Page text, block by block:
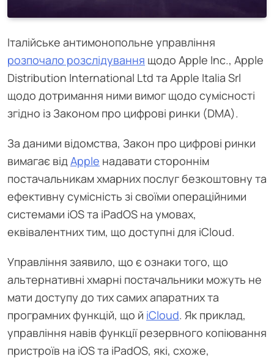
Італійське антимонопольне управління
розпочало розслідування щодо Apple Inc., Apple
Distribution International Ltd та Apple Italia Srl
щодо дотримання ними вимог щодо сумісності
згідно із Законом про цифрові ринки (DMA).
За даними відомства, Закон про цифрові ринки
вимагає відApple надавати стороннім
постачальникам хмарних послуг безкоштовну та
ефективну сумісність зі своїми операційними
системами iOS та iPadOS на умовах,
еквівалентних тим, що доступні для iCloud.
Управління заявило, що є ознаки того, що
альтернативні хмарні постачальники можуть не
мати доступу до тих самих апаратних та
програмних функцій, що й iCloud. Як приклад,
управління навів функції резервного копіювання
пристроїв на iOS та iPadOS, які, схоже,